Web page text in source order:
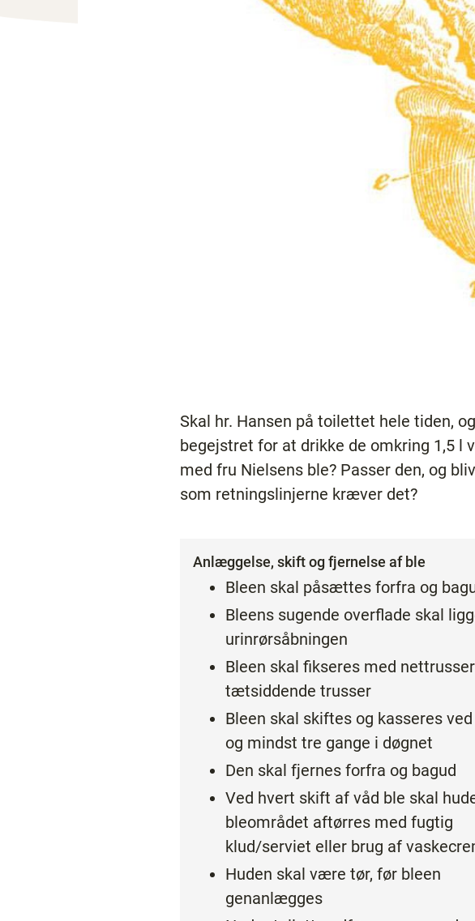
Skal hr. Hansen på toilettet hele tiden,
begejstret for at drikke de omkring 1,5 l
med fru Nielsens ble? Passer den, og
som retningslinjerne kræver det?
Anlæggelse, skift og fjernelse af ble
Bleen skal påsættes forfra og
Bleens sugende overflade skal
urinrørsåbningen
Bleen skal fikseres med
tætsiddende trusser
Bleen skal skiftes og kasseres
og mindst tre gange i døgnet
Den skal fjernes forfra og bagud
Ved hvert skift af våd ble skal
bleområdet aftørres med fugtig
klud/serviet eller brug af
Huden skal være tør, før bleen
genanlægges